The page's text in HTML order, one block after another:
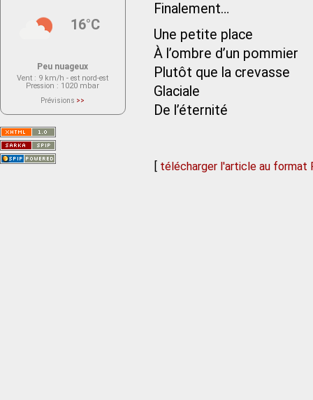
Finalement…
Une petite place
À l’ombre d’un pommier
Plutôt que la crevasse
Glaciale
De l’éternité
[ télécharger l'article au format
16°C
Peu nuageux
Vent : 9 km/h - est nord-est
Pression : 1020 mbar
Prévisions >>
actuellement aucune prévision
Saint-Nom.
Veuillez consulter le message du
service ci-dessous.
(401 - Invalid API key. Please see
https://openweathermap.org/faq#error401